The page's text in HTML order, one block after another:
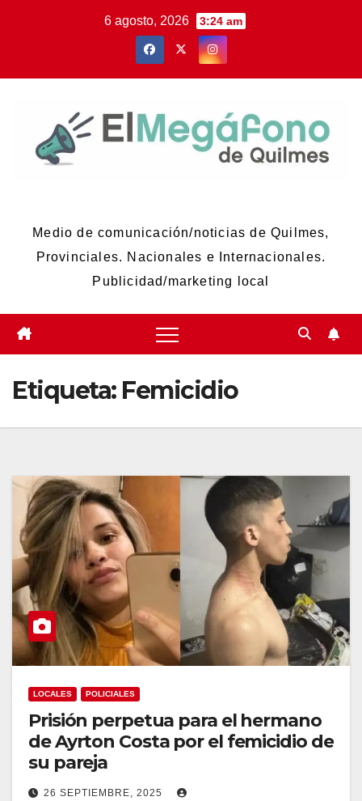
6 agosto, 2026 3:24 am
Medio de comunicación/noticias de Quilmes,
Provinciales. Nacionales e Internacionales.
Publicidad/marketing local
Etiqueta: Femicidio
LOCALES POLICIALES
Prisión perpetua para el hermano
de Ayrton Costa por el femicidio de
su pareja
26 SEPTIEMBRE, 2025